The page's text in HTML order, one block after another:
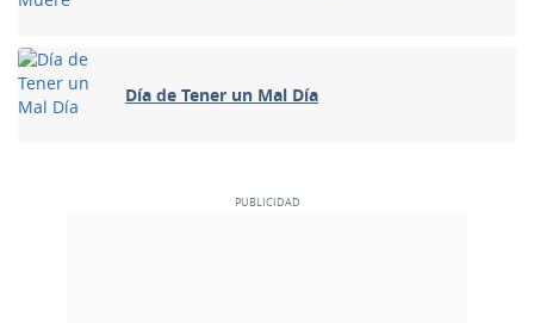
Día de Tener un Mal Día